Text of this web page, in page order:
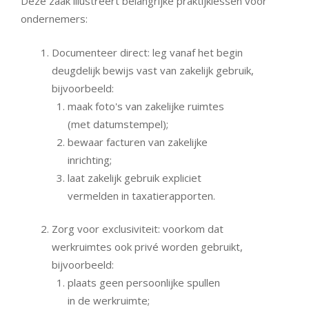
ondernemers:
Documenteer direct: leg vanaf het begin
deugdelijk bewijs vast van zakelijk gebruik,
bijvoorbeeld:
maak foto's van zakelijke ruimtes
(met datumstempel);
bewaar facturen van zakelijke
inrichting;
laat zakelijk gebruik expliciet
vermelden in taxatierapporten.
Zorg voor exclusiviteit: voorkom dat
werkruimtes ook privé worden gebruikt,
bijvoorbeeld:
plaats geen persoonlijke spullen
in de werkruimte;